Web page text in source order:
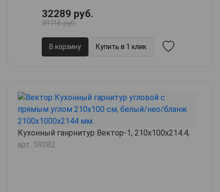
32289 руб.
39716 руб.
В корзину Купить в 1 клик
Кухонный ганрнитур Вектор-1, 210х100х214.4,
арт. 59382